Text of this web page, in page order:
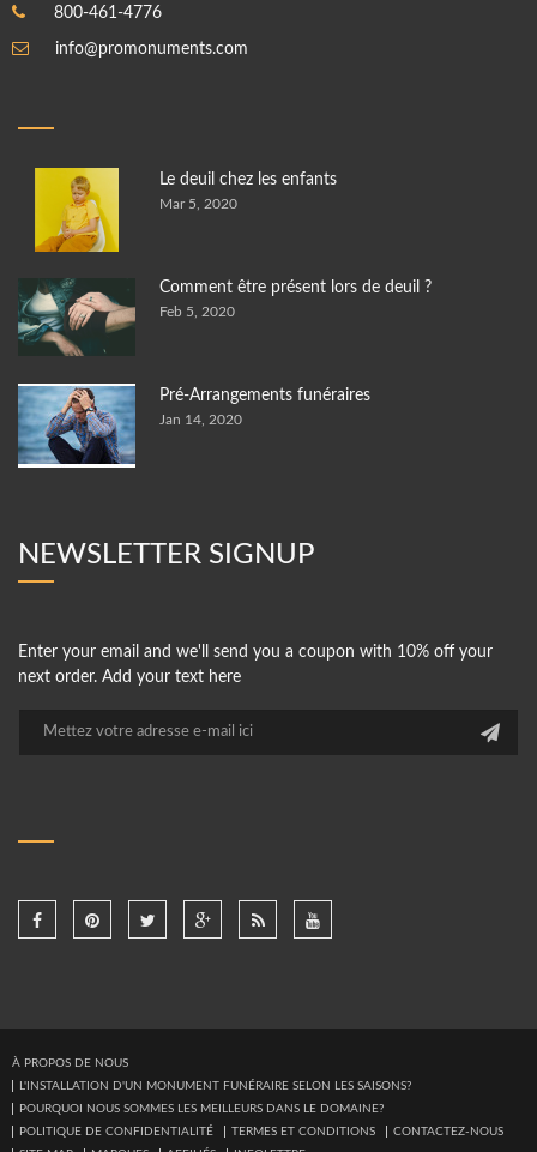
800-461-4776
info@promonuments.com
Le deuil chez les enfants
Mar 5, 2020
Comment être présent lors de deuil ?
Feb 5, 2020
Pré-Arrangements funéraires
Jan 14, 2020
NEWSLETTER SIGNUP
Enter your email and we'll send you a coupon with 10% off your
next order. Add your text here
À PROPOS DE NOUS
L'INSTALLATION D'UN MONUMENT FUNÉRAIRE SELON LES SAISONS?
POURQUOI NOUS SOMMES LES MEILLEURS DANS LE DOMAINE?
POLITIQUE DE CONFIDENTIALITÉ
TERMES ET CONDITIONS
CONTACTEZ-NOUS